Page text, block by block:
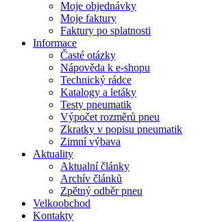
Moje objednávky
Moje faktury
Faktury po splatnosti
Informace
Časté otázky
Nápověda k e-shopu
Technický rádce
Katalogy a letáky
Testy pneumatik
Výpočet rozměrů pneu
Zkratky v popisu pneumatik
Zimní výbava
Aktuality
Aktualní články
Archív článků
Zpětný odběr pneu
Velkoobchod
Kontakty